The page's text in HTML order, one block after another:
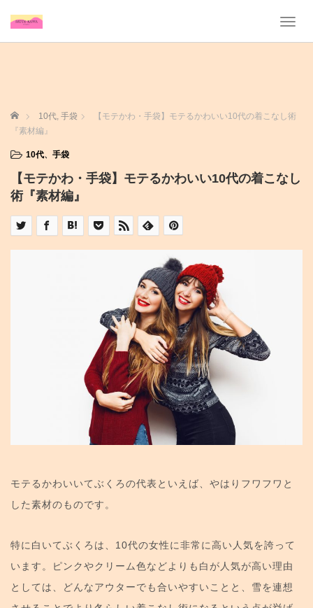
T
a
a
ホーム 10代, 手袋
【モテかわ・手袋】モテるかわいい10代の着こなし術
『素材編』
10代、 手袋
【モテかわ・手袋】モテるかわいい10代の着こなし
術『素材編』
モテるかわいいてぶくろの代表といえば、やはりフワフワと
した素材のものです。
特に白いてぶくろは、10代の女性に非常に高い人気を誇って
います。ピンクやクリーム色などよりも白が人気が高い理由
としては、どんなアウターでも合いやすいことと、雪を連想